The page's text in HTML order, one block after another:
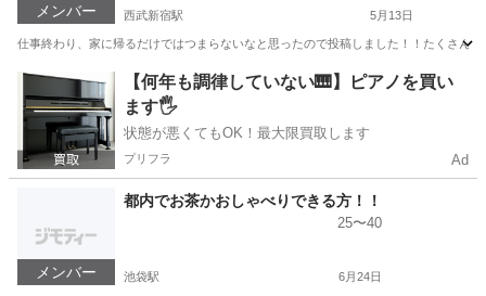
メンバー 西武新宿駅 5月13日
仕事終わり、家に帰るだけではつまらないなと思ったので投稿しました！！たくさ
東京 新宿区 西武新宿駅 その他 募集中
【何年も調律していない🎹】ピアノを買い
ます🖐️
状態が悪くてもOK！最大限買取します
プリフラ Ad
メンバー
都内でお茶かおしゃべりできる方！！
25〜40
池袋駅 6月24日